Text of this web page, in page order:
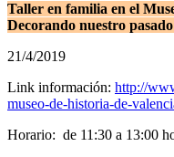
Taller en familia en el
Decorando nuestro
21/4/2019
Link información: http://
museo-de-historia-de-
Horario: de 11:30 a 13:00